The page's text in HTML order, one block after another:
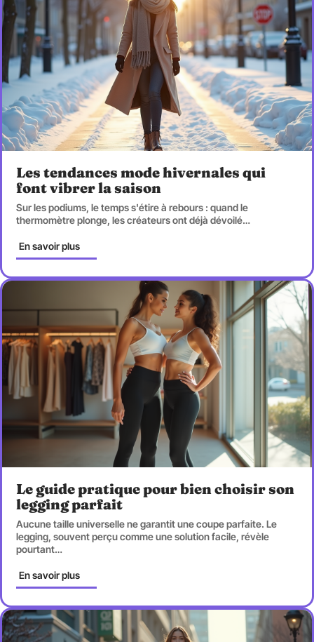
Les tendances mode hivernales qui
font vibrer la saison
Sur les podiums, le temps s'étire à rebours : quand le
thermomètre plonge, les créateurs ont déjà dévoilé…
En savoir plus
Le guide pratique pour bien choisir son
legging parfait
Aucune taille universelle ne garantit une coupe parfaite. Le
legging, souvent perçu comme une solution facile, révèle
pourtant…
En savoir plus